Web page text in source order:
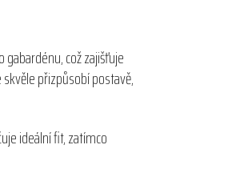
což zajišťuje
přizpůsobí postavě,
ideální fit, zatímco